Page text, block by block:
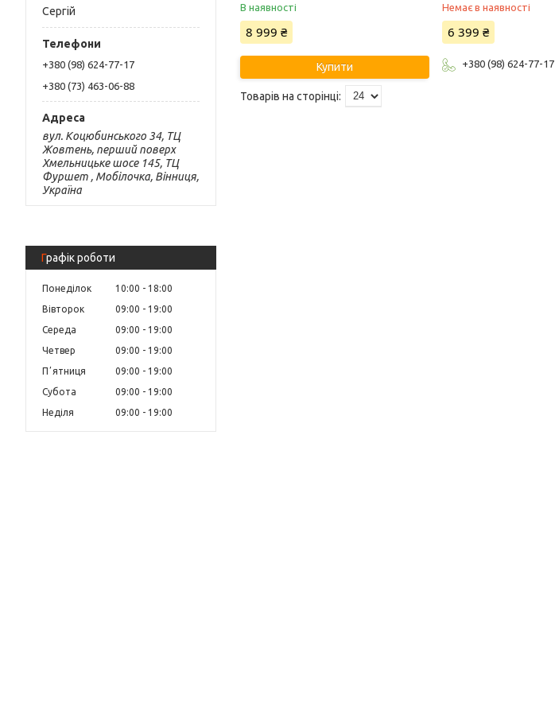
Сергій
+380 (98) 624-77-17
+380 (73) 463-06-88
вул. Коцюбинського 34, ТЦ
Жовтень, перший поверх
Хмельницьке шосе 145, ТЦ
Фуршет , Мобілочка, Вінниця,
Україна
Графік роботи
Понеділок 10:00
18:00
Вівторок
09:00
19:00
Середа
09:00
19:00
Четвер
09:00
19:00
Пʼятниця
09:00
19:00
Субота
09:00
19:00
Неділя
09:00 19:00
В наявності
8 999 ₴
Купити
Немає в наявності
6 399 ₴
+380 (98) 624-77-17